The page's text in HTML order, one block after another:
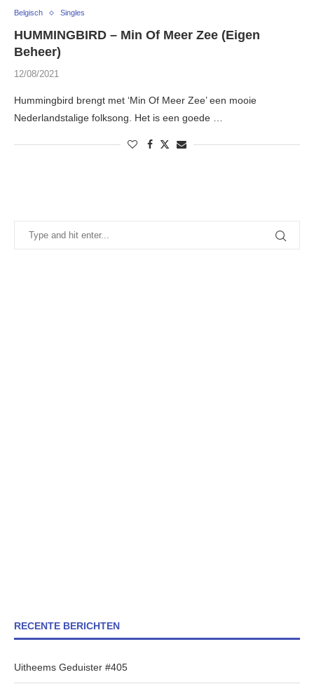
Belgisch Singles
HUMMINGBIRD – Min Of Meer Zee (Eigen
Beheer)
12/08/2021
Hummingbird brengt met ‘Min Of Meer Zee’ een mooie
Nederlandstalige folksong. Het is een goede …
RECENTE BERICHTEN
Uitheems Geduister #405